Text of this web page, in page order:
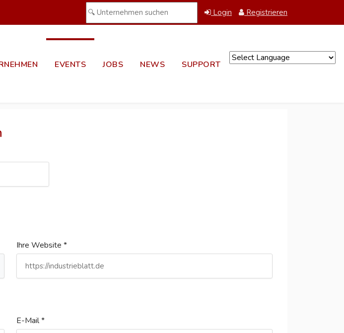
Login Registrieren
EVENTS JOBS NEWS SUPPORT
Ihre Website *
E-Mail *